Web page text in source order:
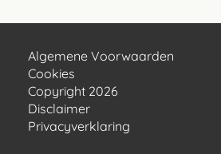
Algemene Voorwaarden
Cookies
Copyright 2026
Disclaimer
Privacyverklaring